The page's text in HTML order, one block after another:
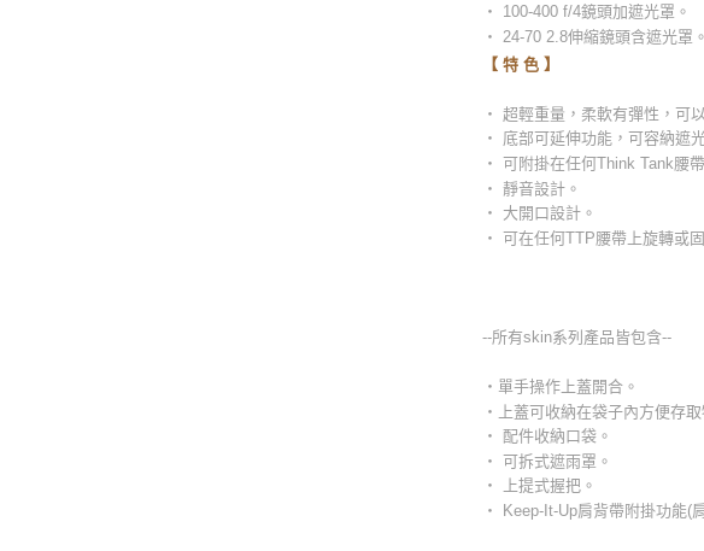
‧ 100-400 f/4鏡頭加遮光罩。
‧ 24-70 2.8伸縮鏡頭含遮光罩。
【 特 色 】
‧ 超輕重量，柔軟有彈性，可
‧ 底部可延伸功能，可容納遮
‧ 可附掛在任何Think Tank腰
‧ 靜音設計。
‧ 大開口設計。
‧ 可在任何TTP腰帶上旋轉或固
--所有skin系列產品皆包含--
‧單手操作上蓋開合。
‧上蓋可收納在袋子內方便存取
‧ 配件收納口袋。
‧ 可拆式遮雨罩。
‧ 上提式握把。
‧ Keep-It-Up肩背帶附掛功能(